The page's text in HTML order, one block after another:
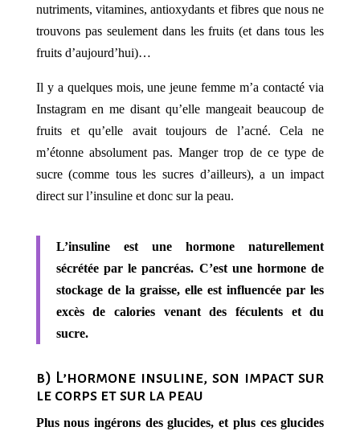
nutriments, vitamines, antioxydants et fibres que nous ne
trouvons pas seulement dans les fruits (et dans tous les
fruits d’aujourd’hui)…
Il y a quelques mois, une jeune femme m’a contacté via
Instagram en me disant qu’elle mangeait beaucoup de
fruits et qu’elle avait toujours de l’acné. Cela ne
m’étonne absolument pas. Manger trop de ce type de
sucre (comme tous les sucres d’ailleurs), a un impact
direct sur l’insuline et donc sur la peau.
L’insuline est une hormone naturellement
sécrétée par le pancréas. C’est une hormone de
stockage de la graisse, elle est influencée par les
excès de calories venantdes féculents et du
sucre.
b) L’hormone insuline, son impact sur
le corps et sur la peau
Plus nous ingérons des glucides, et plus ces glucides